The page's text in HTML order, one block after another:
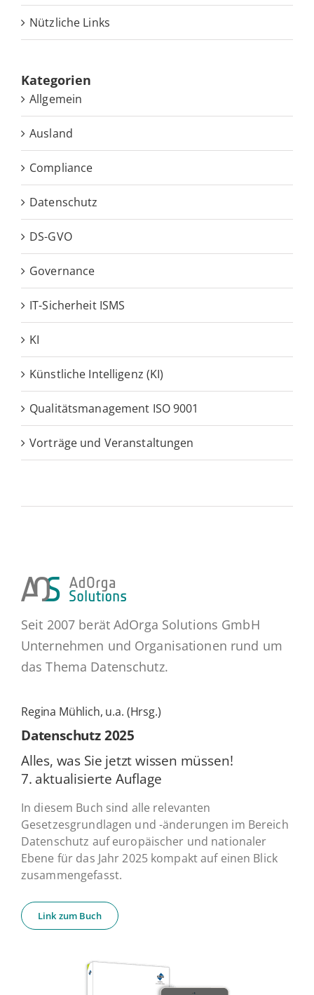
Nütz­li­che Links
Ka­te­go­rien
Allgemein
Ausland
Compliance
Datenschutz
DS-GVO
Governance
IT-Sicherheit ISMS
KI
Künstliche Intelligenz (KI)
Qualitätsmanagement ISO 9001
Vorträge und Veranstaltungen
Seit 2007 berät AdOrga Solutions GmbH
Unternehmen und Organisationen rund um
das Thema Datenschutz.
Regina Mühlich, u.a. (Hrsg.)
Daten­schutz 2025
Alles, was Sie jetzt wissen müssen!
7. ak­tua­li­sier­te Auflage
In diesem Buch sind alle relevanten
Gesetzesgrundlagen und -änderungen im Bereich
Datenschutz auf europäischer und nationaler
Ebene für das Jahr 2025 kompakt auf einen Blick
zusammengefasst.
Link zum Buch